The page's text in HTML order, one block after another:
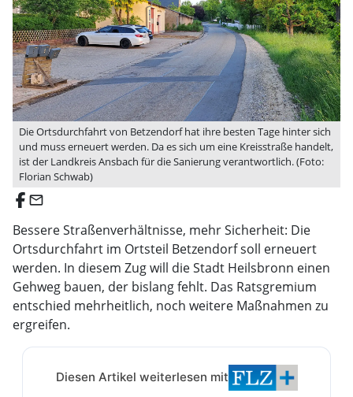
Die Ortsdurchfahrt von Betzendorf hat ihre besten Tage hinter sich
und muss erneuert werden. Da es sich um eine Kreisstraße handelt,
ist der Landkreis Ansbach für die Sanierung verantwortlich. (Foto:
Florian Schwab)
email
Bessere Straßenverhältnisse, mehr Sicherheit: Die
Ortsdurchfahrt im Ortsteil Betzendorf soll erneuert
werden. In diesem Zug will die Stadt Heilsbronn einen
Gehweg bauen, der bislang fehlt. Das Ratsgremium
entschied mehrheitlich, noch weitere Maßnahmen zu
ergreifen.
Diesen Artikel weiterlesen mit